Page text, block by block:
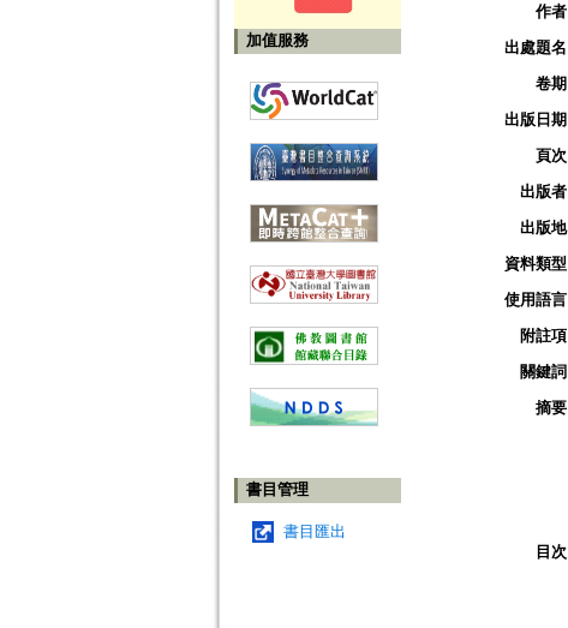
加值服務
書目管理
書目匯出
作者
出處題名
卷期
出版日期
頁次
出版者
出版地
資料類型
使用語言
附註項
關鍵詞
摘要
目次